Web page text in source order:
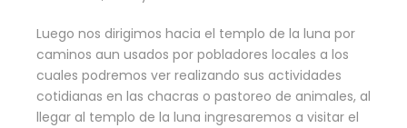
Luego nos dirigimos hacia el templo de la luna por
caminos aun usados por pobladores locales a los
cuales podremos ver realizando sus actividades
cotidianas en las chacras o pastoreo de animales, al
llegar al templo de la luna ingresaremos a visitar el